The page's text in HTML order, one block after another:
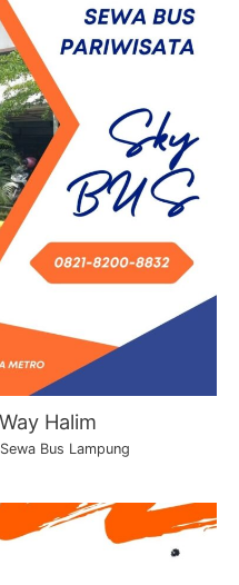
Halim
Sewa Bus Lampung